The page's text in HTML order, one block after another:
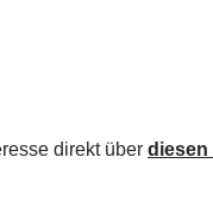
direkt über diesen